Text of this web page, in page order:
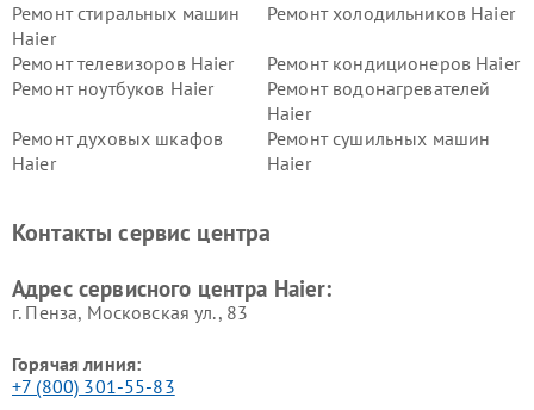
Ремонт стиральных машин
Haier
Ремонт холодильников Haier
Ремонт телевизоров Haier
Ремонт кондиционеров Haier
Ремонт ноутбуков Haier
Ремонт водонагревателей
Haier
Ремонт духовых шкафов
Haier
Ремонт сушильных машин
Haier
Ремонт роботов-пылесосов
Ремонт посудомоечных
Контакты сервис центра
Адрес сервисного центра Haier:
г. Пенза, Московская ул., 83
Горячая линия:
+7 (800) 301-55-83